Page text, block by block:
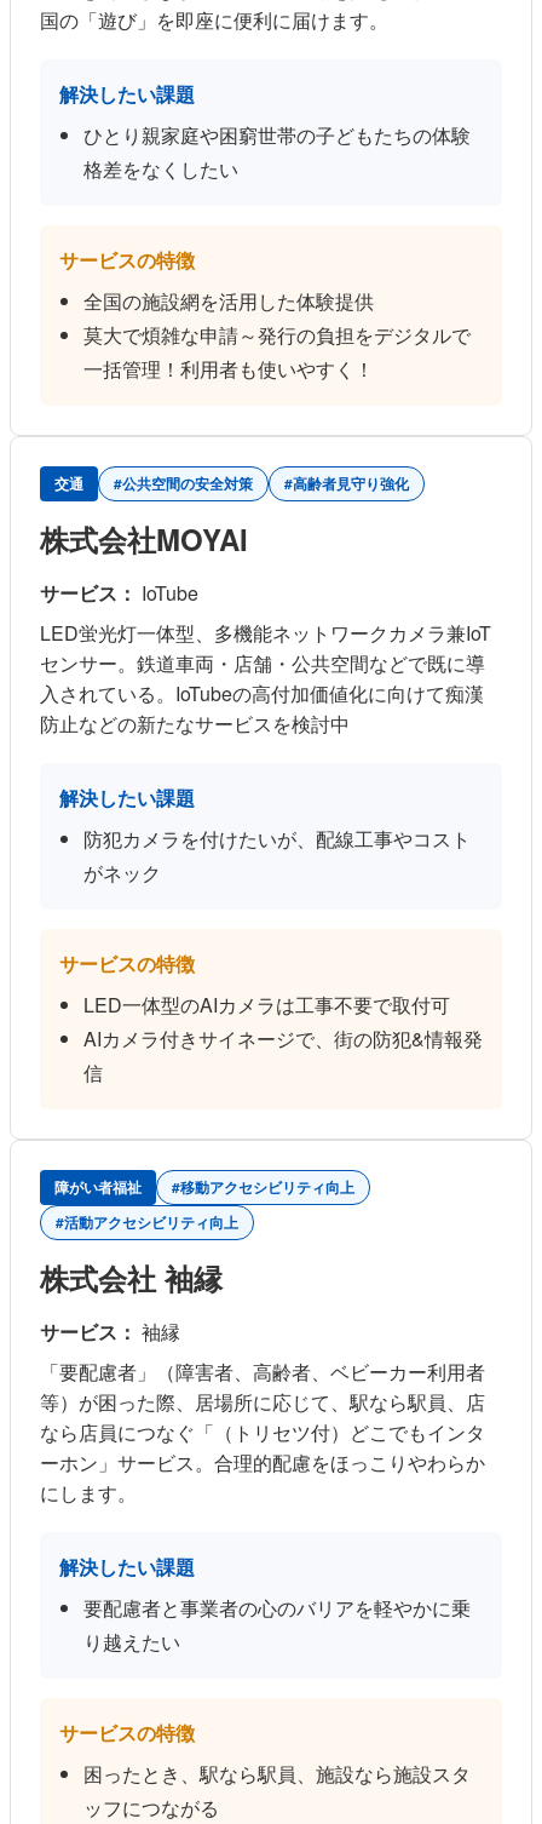
国の「遊び」を即座に便利に届けます。
解決したい課題
ひとり親家庭や困窮世帯の子どもたちの体験
格差をなくしたい
サービスの特徴
全国の施設網を活用した体験提供
莫大で煩雑な申請～発行の負担をデジタルで
一括管理！利用者も使いやすく！
交通 #公共空間の安全対策 #高齢者見守り強化
株式会社MOYAI
サービス： IoTube
LED蛍光灯一体型、多機能ネットワークカメラ兼IoT
センサー。鉄道車両・店舗・公共空間などで既に導
入されている。IoTubeの高付加価値化に向けて痴漢
防止などの新たなサービスを検討中
解決したい課題
防犯カメラを付けたいが、配線工事やコスト
がネック
サービスの特徴
LED一体型のAIカメラは工事不要で取付可
AIカメラ付きサイネージで、街の防犯&情報発
信
障がい者福祉
#移動アクセシビリティ向上
#活動アクセシビリティ向上
株式会社 袖縁
サービス： 袖縁
「要配慮者」（障害者、高齢者、ベビーカー利用者
等）が困った際、居場所に応じて、駅なら駅員、店
なら店員につなぐ「（トリセツ付）どこでもインタ
ーホン」サービス。合理的配慮をほっこりやわらか
にします。
解決したい課題
要配慮者と事業者の心のバリアを軽やかに乗
り越えたい
サービスの特徴
困ったとき、駅なら駅員、施設なら施設スタ
ッフにつながる